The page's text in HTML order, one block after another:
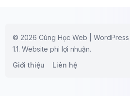
© 2026 Cùng Học Web | WordPress
1.1. Website phi lợi nhuận.
Giới thiệu
Liên hệ